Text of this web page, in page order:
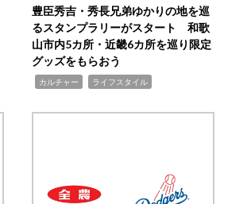
豊臣秀吉・秀長兄弟ゆかりの地を巡
るスタンプラリーがスタート 和歌
山市内5カ所・近畿6カ所を巡り限定
グッズをもらおう
カルチャー ライフスタイル